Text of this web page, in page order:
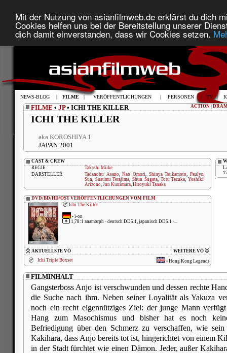
Mit der Nutzung von asianfilmweb.de erklärst du dich
Cookies helfen uns bei der Bereitstellung unserer
dich damit einverstanden, dass wir Cookies setzen.
NEWS-BLOG | FILME | VERÖFFENTLICHUNGEN | PERSONEN | TV |
ACTION
FILME • JP• ICHI THE KILLER
ICHI THE KILLER
aka KOROSHIYA 1
JAPAN 2001
CAST & CREW
REGIE
Takashi Miike
DARSTELLER
Tadanobu Asano,Nao Omori, Shinya Tsukamoto,Paulyn
Sun, Susumu Terajima,Shun Sugata, Toru Tezuka,Yoshiki
Arizono, Jun Kunimura, Hiroyuki Tanaka
DVD/BD/HD/OST VERÖFFENTLICHUNGEN VOM FILM
Ichi The Killer
• i-on
1,78:1 anamorph · deutsch DD5.1, japanisch DD5.1 ·...
WEITERE VÖ
AKTUELLSTE VÖ
Ichi Triple Boxset
• Hong Kong Legends
FILMINHALT
Gangsterboss Anjo ist verschwunden und dessen rechte
die Suche nach ihm. Neben seiner Loyalität als Yakuza
noch ein recht eigennütziges Ziel: der junge Mann verfügt
Hang zum Masochismus und bisher hat es noch
Befriedigung über den Schmerz zu verschaffen, wie
Kakihara, dass Anjo bereits tot ist, hingerichtet von einem
in der Stadt fürchtet wie einen Dämon. Jeder, außer